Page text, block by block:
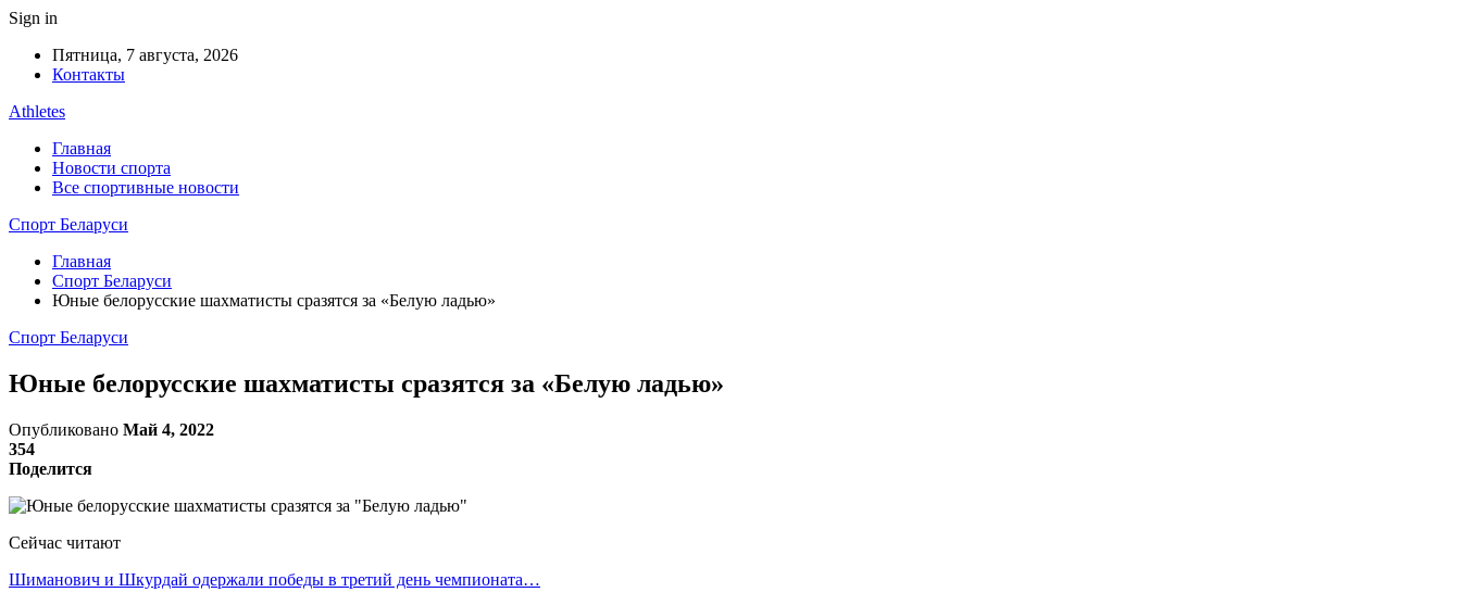
Sign in
Пятница, 7 августа, 2026
Контакты
Athletes
Главная
Новости спорта
Все спортивные новости
Спорт Беларуси
Главная
Спорт Беларуси
Юные белорусские шахматисты сразятся за «Белую ладью»
Спорт Беларуси
Юные белорусские шахматисты сразятся за «Белую ладью»
Опубликовано Май 4, 2022
354
Поделится
Сейчас читают
Шиманович и Шкурдай одержали победы в третий день чемпионата…